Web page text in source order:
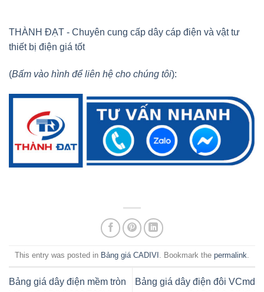
THÀNH ĐẠT - Chuyên cung cấp dây cáp điện và vật tư
thiết bị điện giá tốt
(Bấm vào hình để liên hệ cho chúng tôi):
This entry was posted in Bảng giá CADIVI . Bookmark the permalink.
Bảng giá dây điện mềm tròn
Bảng giá dây điện đôi VCmd